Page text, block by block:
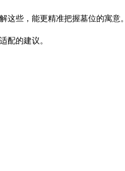
这些，能更精准把握墓位的寓意。
配的建议。